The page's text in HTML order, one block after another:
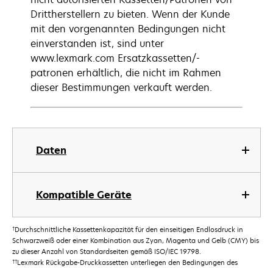
Daten
Kompatible Geräte
Drittherstellern zu bieten. Wenn der Kunde
mit den vorgenannten Bedingungen nicht
einverstanden ist, sind unter
www.lexmark.com Ersatzkassetten/-
patronen erhältlich, die nicht im Rahmen
dieser Bestimmungen verkauft werden.
†Durchschnittliche Kassettenkapazität für den einseitigen Endlosdruck in
Schwarzweiß oder einer Kombination aus Zyan, Magenta und Gelb (CMY) bis
zu dieser Anzahl von Standardseiten gemäß ISO/IEC 19798.
††Lexmark Rückgabe-Druckkassetten unterliegen den Bedingungen des